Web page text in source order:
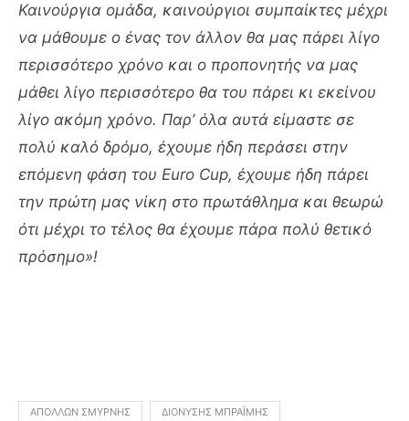
Καινούργια ομάδα, καινούργιοι συμπαίκτες μέχρι
να μάθουμε ο ένας τον άλλον θα μας πάρει λίγο
περισσότερο χρόνο και ο προπονητής να μας
μάθει λίγο περισσότερο θα του πάρει κι εκείνου
λίγο ακόμη χρόνο. Παρ’ όλα αυτά είμαστε σε
πολύ καλό δρόμο, έχουμε ήδη περάσει στην
επόμενη φάση του Euro Cup, έχουμε ήδη πάρει
την πρώτη μας νίκη στο πρωτάθλημα και θεωρώ
ότι μέχρι το τέλος θα έχουμε πάρα πολύ θετικό
πρόσημο»!
ΑΠΌΛΛΩΝ ΣΜΎΡΝΗΣ ΔΙΟΝΎΣΗΣ ΜΠΡΑΪ́ΜΗΣ